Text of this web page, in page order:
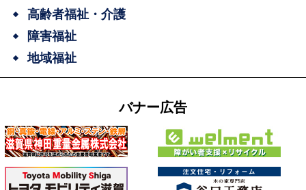
高齢者福祉・介護
障害福祉
地域福祉
バナー広告